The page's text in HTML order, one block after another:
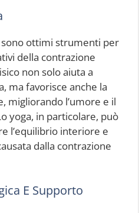
sono ottimi strumenti per
della contrazione
non solo aiuta a
ma favorisce anche la
migliorando l’umore e il
yoga, in particolare, può
l’equilibrio interiore e
dalla contrazione
E Supporto